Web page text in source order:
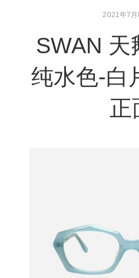
2021年7月
SWAN 天
纯水色-白
正